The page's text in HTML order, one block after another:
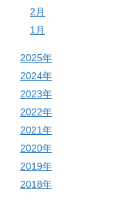
2月
1月
2025年
2024年
2023年
2022年
2021年
2020年
2019年
2018年